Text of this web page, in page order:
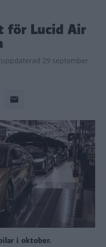
för Lucid Air
(uppdaterad 29 september
i oktober.